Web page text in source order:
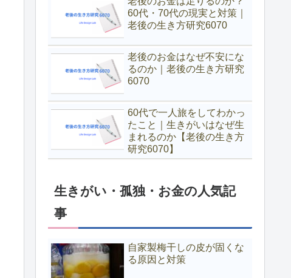
60代・70代の現実と対策｜
老後の生き方研究6070
老後のお金はなぜ不安にな
るのか｜老後の生き方研究
6070
60代で一人旅をしてわかっ
たこと｜生きがいはなぜ生
まれるのか【老後の生き方
研究6070】
生きがい・孤独・お金の人気記
事
自家製梅干しの皮が固くな
る原因と対策